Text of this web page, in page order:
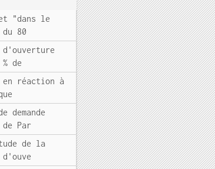
"dans le
80
de
en réaction à
Par
de la